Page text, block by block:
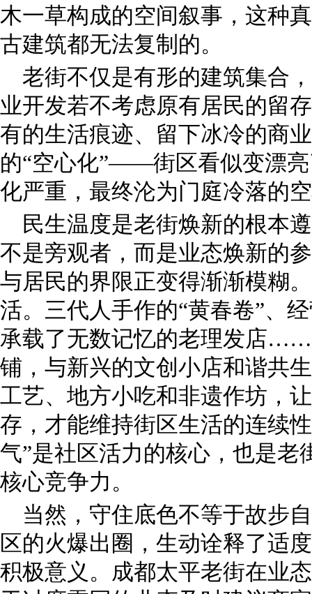
木一草构成的空间叙事，这种
古建筑都无法复制的。
老街不仅是有形的建筑集合
业开发若不考虑原有居民的留
有的生活痕迹、留下冰冷的商
的“空心化”——街区看似变漂
化严重，最终沦为门庭冷落的
民生温度是老街焕新的根本
不是旁观者，而是业态焕新的
与居民的界限正变得渐渐模糊
活。三代人手作的“黄春卷”、
承载了无数记忆的老理发店
铺，与新兴的文创小店和谐共
工艺、地方小吃和非遗作坊，
存，才能维持街区生活的连续
气”是社区活力的核心，也是老
核心竞争力。
当然，守住底色不等于故步
区的火爆出圈，生动诠释了适
积极意义。成都太平老街在业